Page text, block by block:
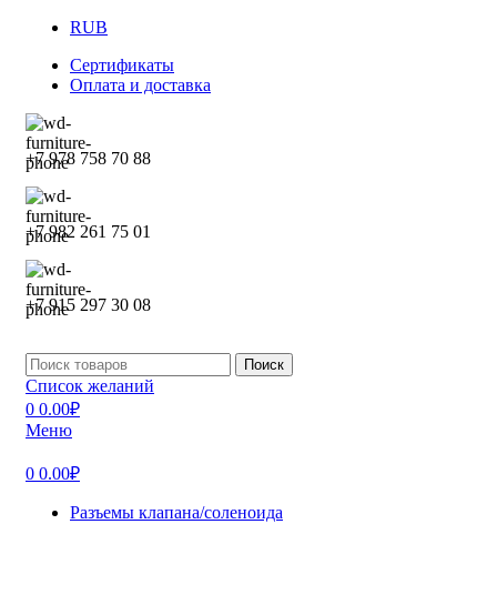
RUB
Сертификаты
Оплата и доставка
+7 978 758 70 88
+7 982 261 75 01
+7 915 297 30 08
Поиск
Список желаний
0 0.00₽
Меню
0 0.00₽
Разъемы клапана/соленоида